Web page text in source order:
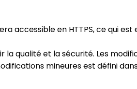
accessible en HTTPS, ce qui
qualité et la sécurité. Les
mineures est défini